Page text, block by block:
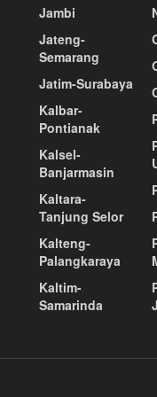
Jambi
Jateng-
Semarang
Jatim-Surabaya
Kalbar-
Pontianak
Kalsel-
Banjarmasin
Kaltara-
Tanjung Selor
Kalteng-
Palangkaraya
Kaltim-
Samarinda